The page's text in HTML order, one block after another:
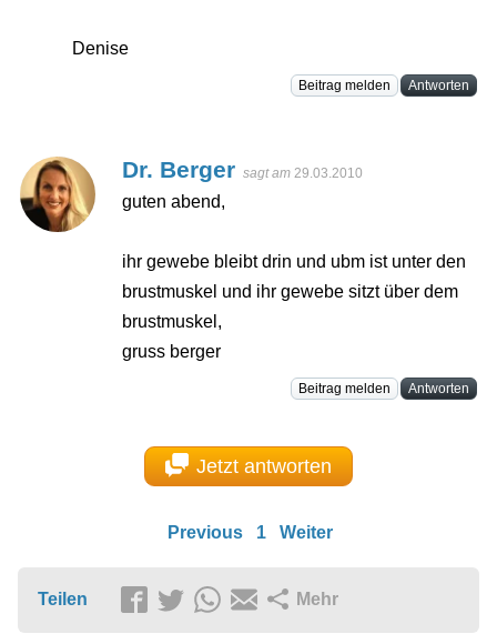
Denise
Beitrag melden Antworten
Dr. Berger sagt am 29.03.2010
guten abend,
ihr gewebe bleibt drin und ubm ist unter den
brustmuskel und ihr gewebe sitzt über dem
brustmuskel,
gruss berger
Beitrag melden Antworten
Jetzt antworten
Previous 1 Weiter
Teilen Mehr